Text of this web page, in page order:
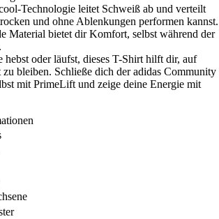
Technologie leitet Schweiß ab und verteilt
und ohne Ablenkungen performen kannst.
Material bietet dir Komfort, selbst während der
hebst oder läufst, dieses T-Shirt hilft dir, auf
bleiben. Schließe dich der adidas Community
mit PrimeLift und zeige deine Energie mit